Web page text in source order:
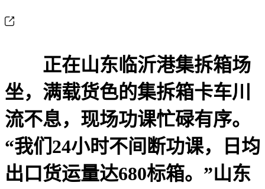
正在山东临沂港集拆箱场
坐，满载货色的集拆箱卡车川
流不息，现场功课忙碌有序。
“我们24小时不间断功课，日均
出口货运量达680标箱。”山东